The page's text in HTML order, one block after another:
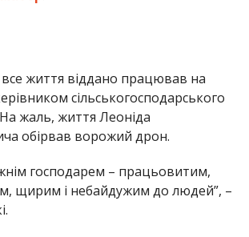
життя віддано працював на
сільськогосподарського
жаль, життя Леоніда
обірвав ворожий дрон.
господарем – працьовитим,
щирим і небайдужим до людей”, –